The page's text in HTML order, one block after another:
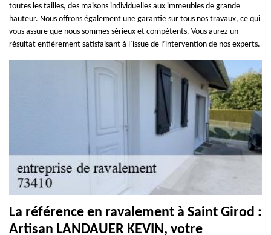
toutes les tailles, des maisons individuelles aux immeubles de grande
hauteur. Nous offrons également une garantie sur tous nos travaux, ce qui
vous assure que nous sommes sérieux et compétents. Vous aurez un
résultat entièrement satisfaisant à l’issue de l’intervention de nos experts.
La référence en ravalement à Saint Girod :
Artisan LANDAUER KEVIN, votre